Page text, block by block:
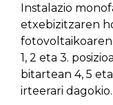
Instalazio
etxebizitzaren
fotovoltaikoaren
1, 2 eta 3.
bitartean 4, 5
irteerari dagokio.